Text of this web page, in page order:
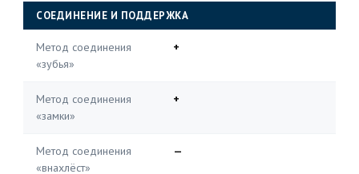
СОЕДИНЕНИЕ И ПОДДЕРЖКА
Метод соединения
«зубья»
+
Метод соединения
«замки»
+
Метод соединения
«внахлёст»
—